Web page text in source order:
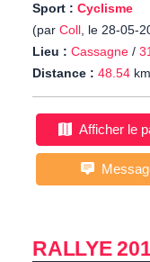
Sport : Cyclisme
(par Coll, le 28-05-
Lieu : Cassagne /
Distance : 48.54 km
Afficher le
RALLYE